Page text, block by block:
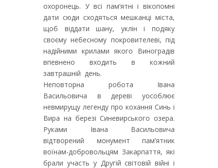
охоронець. У всі пам’ятні і вікопомні
дати сюди сходяться мешканці міста,
щоб віддати шану, уклін і подяку
своєму небесному покровителеві, під
надійними крилами якого Виноградів
впевнено входить в кожний
завтрашній день.
Неповторна робота Івана
Васильовича в дереві уособлює
невмирущу легенду про кохання Синь і
Вира на березі Синевирського озера.
Руками Івана Васильовича
відтворений монумент пам’ятник
воїнам-добровольцям Закарпаття, які
брали участь у Другій світовій війні і